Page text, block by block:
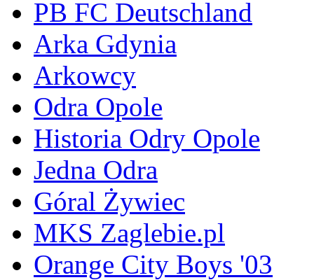
PB FC Deutschland
Arka Gdynia
Arkowcy
Odra Opole
Historia Odry Opole
Jedna Odra
Góral Żywiec
MKS Zaglebie.pl
Orange City Boys '03